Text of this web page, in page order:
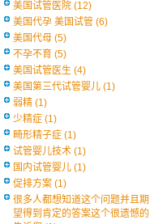
美国试管医院 (12)
美国代孕 美国试管 (6)
美国代母 (5)
不孕不育 (5)
美国试管医生 (4)
美国第三代试管婴儿 (1)
弱精 (1)
少精症 (1)
畸形精子症 (1)
试管婴儿技术 (1)
国内试管婴儿 (1)
促排方案 (1)
很多人都想知道这个问题并且期
望得到肯定的答案这个很遗憾的